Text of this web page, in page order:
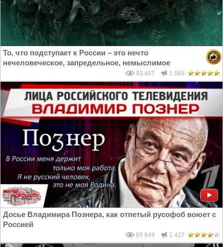
То, что подступает к России – это нечто
нечеловеческое, запредельное, немыслимое
93 467 1 589
Досье Владимира Познера, как отпетый русофоб воюет с
Россией
65 649 1 427